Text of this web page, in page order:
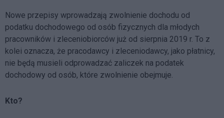
Nowe przepisy wprowadzają zwolnienie dochodu od
podatku dochodowego od osób fizycznych dla młodych
pracowników i zleceniobiorców już od sierpnia 2019 r. To z
kolei oznacza, że pracodawcy i zleceniodawcy, jako płatnicy,
nie będą musieli odprowadzać zaliczek na podatek
dochodowy od osób, które zwolnienie obejmuje.
Kto?